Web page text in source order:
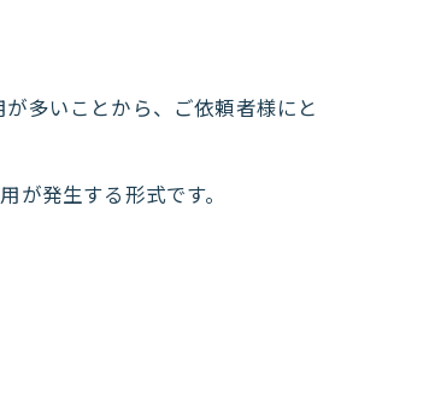
多いことから、ご依頼者様にと
発生する形式です。